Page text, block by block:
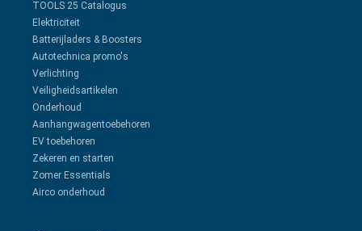
TOOLS 25 Catalogus
Elektriciteit
Batterijladers & Boosters
Autotechnica promo's
Verlichting
Veiligheidsartikelen
Onderhoud
Aanhangwagentoebehoren
EV toebehoren
Zekeren en starten
Zomer Essentials
Airco onderhoud